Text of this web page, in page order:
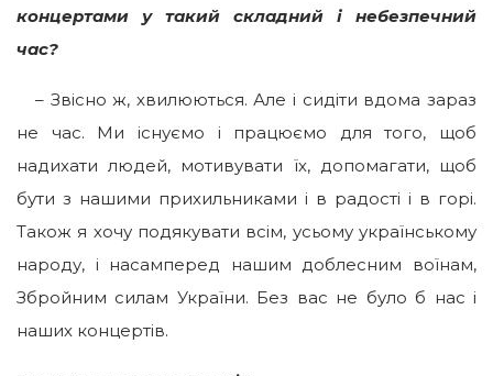
концертами у такий складний і небезпечний
час?
– Звісно ж, хвилюються. Але і сидіти вдома зараз
не час. Ми існуємо і працюємо для того, щоб
надихати людей, мотивувати їх, допомагати, щоб
бути з нашими прихильниками і в радості і в горі.
Також я хочу подякувати всім, усьому українському
народу, і насамперед нашим доблесним воїнам,
Збройним силам України. Без вас не було б нас і
наших концертів.